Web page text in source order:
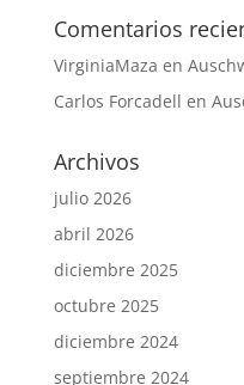
Comentarios
VirginiaMaza en
Carlos Forcadell en
Archivos
julio 2026
abril 2026
diciembre 2025
octubre 2025
diciembre 2024
septiembre 2024